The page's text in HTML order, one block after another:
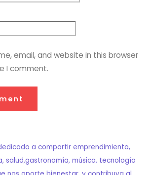
email, and website in this browser
I comment.
a compartir emprendimiento,
salud,gastronomía, música, tecnología